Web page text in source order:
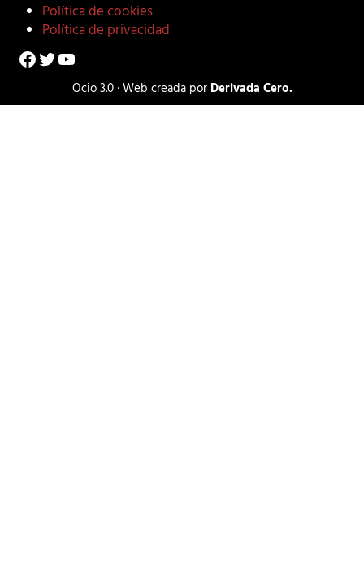
Política de cookies
Política de privacidad
Facebook
Twitter
YouTube
Ocio 3.0 · Web creada por Derivada Cero.